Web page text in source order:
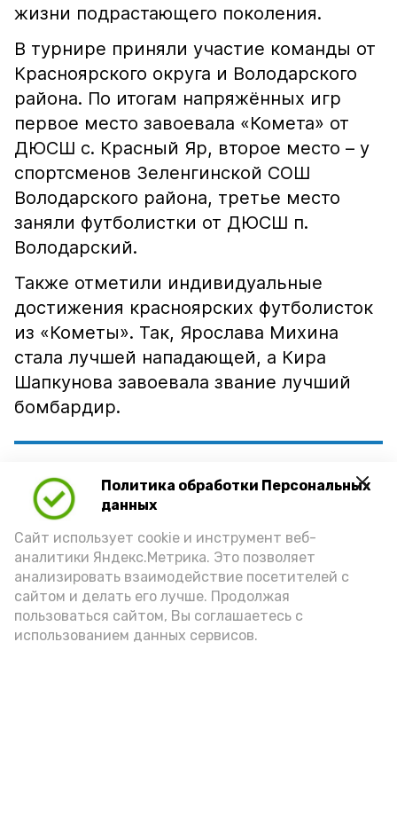
Политика обработки Персональных
данных
Сайт использует cookie и инструмент веб-
аналитики Яндекс.Метрика. Это позволяет
анализировать взаимодействие посетителей с
сайтом и делать его лучше. Продолжая
пользоваться сайтом, Вы соглашаетесь с
использованием данных сервисов.
жизни подрастающего поколения.
В турнире приняли участие команды от
Красноярского округа и Володарского
района. По итогам напряжённых игр
первое место завоевала «Комета» от
ДЮСШ с. Красный Яр, второе место – у
спортсменов Зеленгинской СОШ
Володарского района, третье место
заняли футболистки от ДЮСШ п.
Володарский.
Также отметили индивидуальные
достижения красноярских футболисток
из «Кометы». Так, Ярослава Михина
стала лучшей нападающей, а Кира
Шапкунова завоевала звание лучший
бомбардир.
«Благодарим всех участников,
тренеров-преподавателей и
зрителей за активное участие и
поддержку! Ваша энергия и
стремление к победе сделали этот
турнир ярким и незабываемым.
Желаем всем новых спортивных